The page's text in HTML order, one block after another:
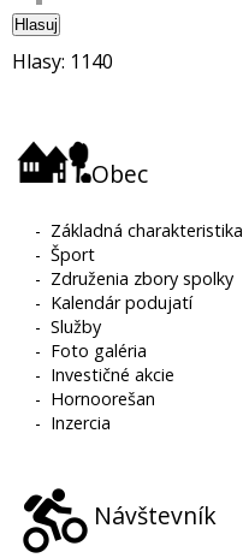
Hlasuj
Hlasy: 1140
Obec
- Základná charakteristika
-Šport
- Združenia zbory spolky
- Kalendár podujatí
-Služby
- Foto galéria
- Investičné akcie
- Hornoorešan
- Inzercia
Návštevník